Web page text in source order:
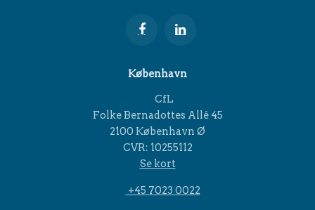
København
CfL
Folke Bernadottes Allé 45
2100 København Ø
CVR: 10255112
Se kort
+45 7023 0022